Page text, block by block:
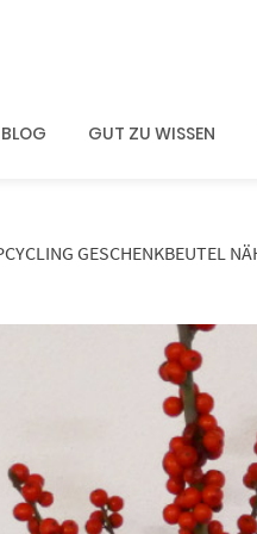
BLOG GUT ZU WISSEN
GESCHENKBEUTEL